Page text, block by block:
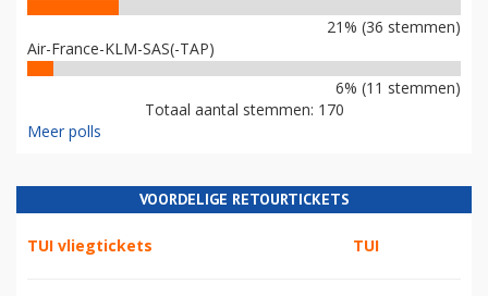
21% (36 stemmen)
Air-France-KLM-SAS(-TAP)
6% (11 stemmen)
Totaal aantal stemmen: 170
Meer polls
VOORDELIGE RETOURTICKETS
TUI vliegtickets TUI